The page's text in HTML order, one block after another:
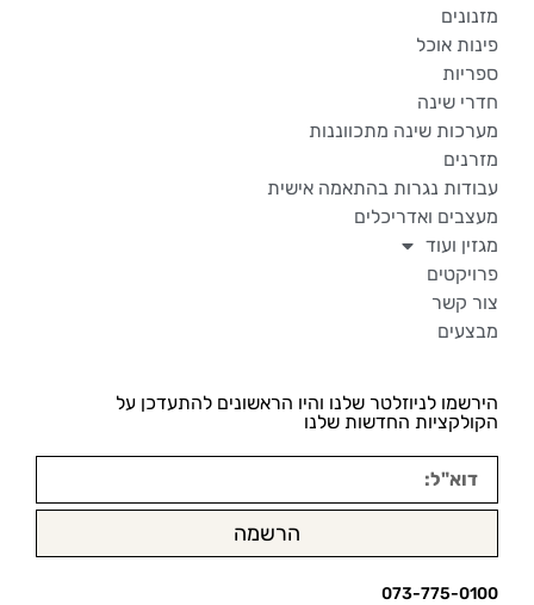
מזנונים
פינות אוכל
ספריות
חדרי שינה
מערכות שינה מתכווננות
מזרנים
עבודות נגרות בהתאמה אישית
מעצבים ואדריכלים
מגזין ועוד
פרויקטים
צור קשר
מבצעים
הירשמו לניוזלטר שלנו והיו הראשונים להתעדכן על
הקולקציות החדשות שלנו
הרשמה
073-775-0100